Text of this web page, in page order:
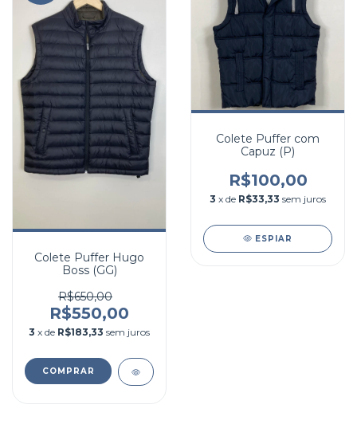
Colete Puffer Hugo
Boss (GG)
R$650,00
R$550,00
3 x de R$183,33 sem juros
COMPRAR
Colete Puffer com
Capuz (P)
R$100,00
3 x de R$33,33 sem juros
ESPIAR